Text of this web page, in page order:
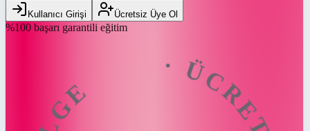
Kullanıcı Girişi Ücretsiz Üye Ol
%100 başarı garantili eğitim